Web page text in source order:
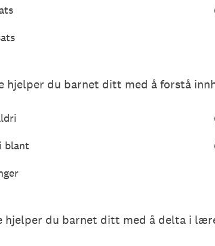
hjelper du barnet ditt med å forstå
blant
hjelper du barnet ditt med å delta i